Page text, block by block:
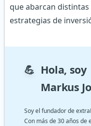
que abarcan
estrategias de
💪 Hola, soy
Markus
Soy el fundador de
Con más de 30 años de